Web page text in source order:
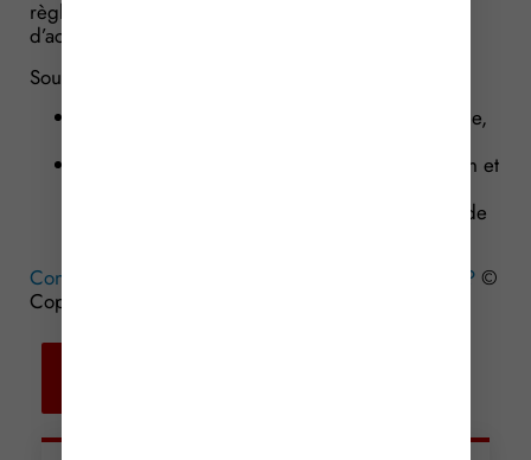
règles voient prochainement le jour en matière
d’acquisition de congés payés. Affaire à suivre…
Source :
Arrêt de la Cour de Cassation, chambre sociale,
Directive 2003/88/CE du Parlement européen et
certains aspects de l’aménagement du temps de
Congés payés : 4 ou 5 semaines par an, minimum ? ©
Copyright WebLex – 2016